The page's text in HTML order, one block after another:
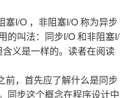
塞I/O ，非阻塞I/O 称为异步
的叫法：同步I/O 和非阻塞I/
义是一样的。读者在阅读
前，首先应了解什么是同步
同步这个概念在程序设计中